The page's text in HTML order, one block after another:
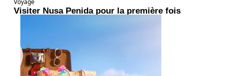
Voyage
Visiter Nusa Penida pour la première fois